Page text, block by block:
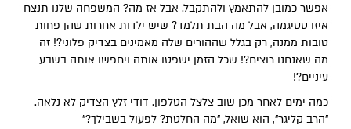
אפשר כמובן להתאמץ ולהתקבל. אבל אז מה? המשפחה שלנו תנצח
איזו סטיגמה, אבל מה הבת תלמד? שיש ילדות אחרות שהן פחות
טובות ממנה, רק בגלל שההורים שלה מאמינים בצדיק פלוני?! זה
מה שאנחנו רוצים?! שכל הזמן ישפטו אותה ויחפשו אותה בשבע
עיניים?!
כמה ימים לאחר מכן שוב צלצל הטלפון. דודי זלץ הצדיק לא נלאה.
"הרב קליגר", הוא שואל, "מה החלטת? לפעול בשבילך?"